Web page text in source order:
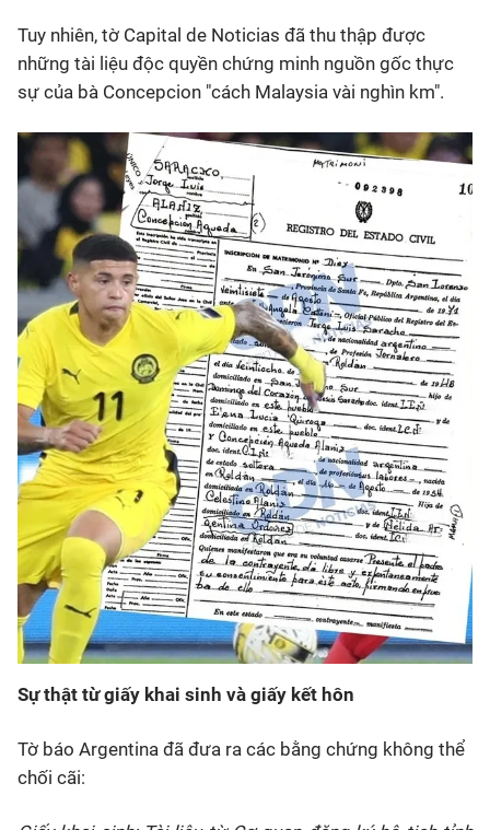
Tuy nhiên, tờ Capital de Noticias đã thu thập được
những tài liệu độc quyền chứng minh nguồn gốc thực
sự của bà Concepcion "cách Malaysia vài nghìn km".
Sự thật từ giấy khai sinh và giấy kết hôn
Tờ báo Argentina đã đưa ra các bằng chứng không thể
chối cãi: